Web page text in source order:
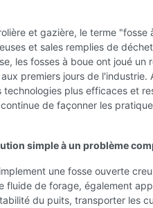
et gazière, le terme "fosse
et sales remplies de
les fosses à boue ont joué un
premiers jours de l'industrie.
plus efficaces et
de façonner les
simple à un problème
une fosse ouverte
fluide de forage, également
du puits, transporter les